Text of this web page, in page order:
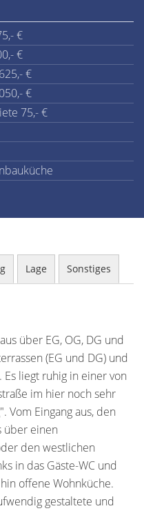
€
€
€
€
75,- €
Lage Sonstiges
über EG, OG, DG und
(EG und DG) und
liegt ruhig in einer von
im hier noch sehr
Vom Eingang aus, den
über einen
den westlichen
in das Gäste-WC und
offene Wohnküche.
gestaltete und